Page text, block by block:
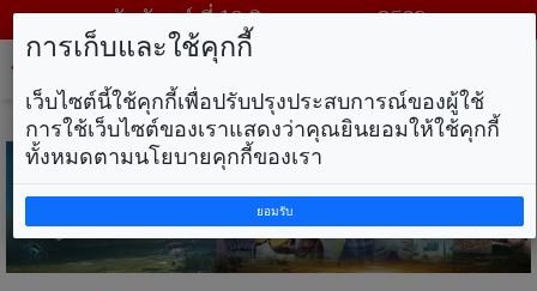
วันจันทร์ ที่ 10 สิงหาคม พ.ศ. 2569
การเก็บและใช้คุกกี้
เว็บไซต์นี้ใช้คุกกี้เพื่อปรับปรุงประสบการณ์ของผู้ใช้
การใช้เว็บไซต์ของเราแสดงว่าคุณยินยอมให้ใช้คุกกี้
ทั้งหมดตามนโยบายคุกกี้ของเรา
ยอมรับ